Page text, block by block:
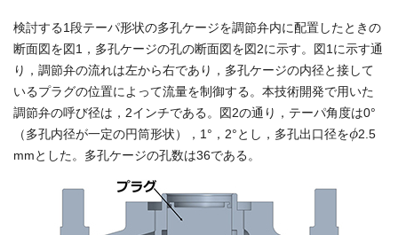
検討する1段テーパ形状の多孔ケージを調節弁内に配置したときの
断面図を図1，多孔ケージの孔の断面図を図2に示す。図1に示す通
り，調節弁の流れは左から右であり，多孔ケージの内径と接して
いるプラグの位置によって流量を制御する。本技術開発で用いた
調節弁の呼び径は，2インチである。図2の通り，テーパ角度は0°
（多孔内径が一定の円筒形状），1°，2°とし，多孔出口径を ϕ2.5
mmとした。多孔ケージの孔数は36である。